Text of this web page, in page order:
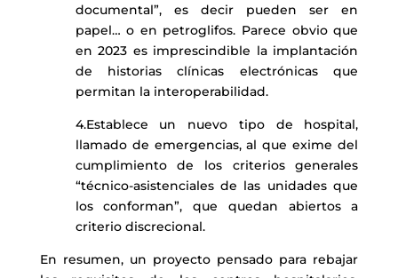
documental”, es decir pueden ser en
papel… o en petroglifos. Parece obvio que
en 2023 es imprescindible la implantación
de historias clínicas electrónicas que
permitan la interoperabilidad.
4.Establece un nuevo tipo de hospital,
llamado de emergencias, al que exime del
cumplimiento de los criterios generales
“técnico-asistenciales de las unidades que
los conforman”, que quedan abiertos a
criterio discrecional.
En resumen, un proyecto pensado para rebajar